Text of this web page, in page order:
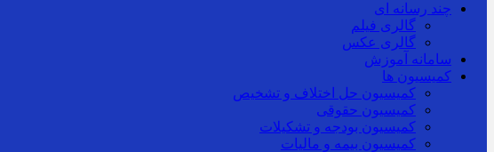
چند رسانه ای
گالری فیلم
گالری عکس
سامانه آموزش
کمیسیون ها
کمیسیون حل اختلاف و تشخیص
کمیسیون حقوقی
کمیسیون بودجه و تشکیلات
کمیسیون بیمه و مالیات